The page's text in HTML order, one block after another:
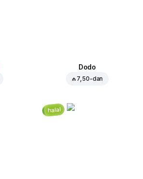
Dodo
₼ 7,50-dan
halal